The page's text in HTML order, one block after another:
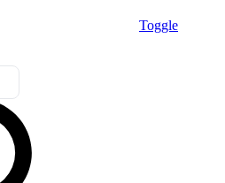
Toggle